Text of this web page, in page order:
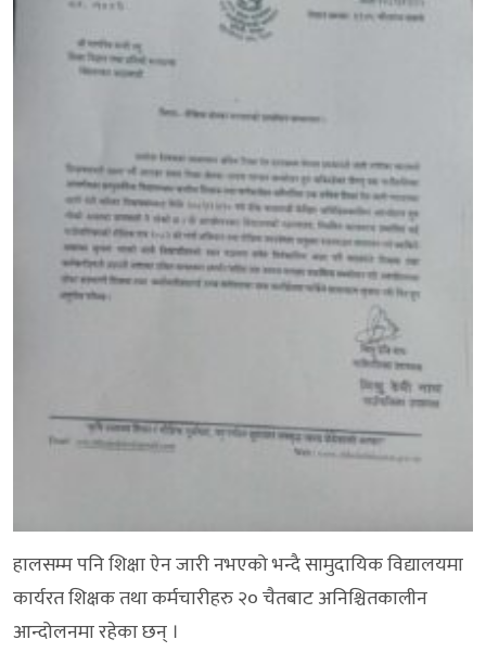
हालसम्म पनि शिक्षा ऐन जारी नभएको भन्दै सामुदायिक विद्यालयमा
कार्यरत शिक्षक तथा कर्मचारीहरु २० चैतबाट अनिश्चितकालीन
आन्दोलनमा रहेका छन् ।